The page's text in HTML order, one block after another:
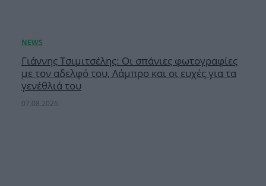
Γιάννης Τσιμιτσέλης: Οι σπάνιες φωτογραφίες
με τον αδελφό του, Λάμπρο και οι ευχές για τα
γενέθλιά του
07.08.2026